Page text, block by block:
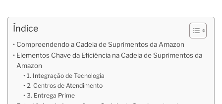
Índice
Compreendendo a Cadeia de Suprimentos da Amazon
Elementos Chave da Eficiência na Cadeia de Suprimentos da
Amazon
1. Integração de Tecnologia
2. Centros de Atendimento
3. Entrega Prime